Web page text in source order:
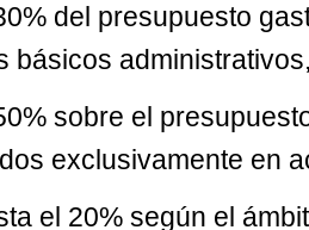
del presupuesto
básicos
sobre el
exclusivamente en
el 20% según el